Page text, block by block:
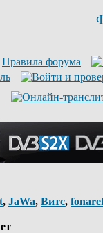
Правила форума
, JaWa, Витс,